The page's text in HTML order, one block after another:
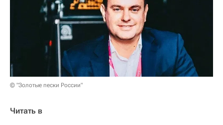
© "Золотые пески России"
Читать в